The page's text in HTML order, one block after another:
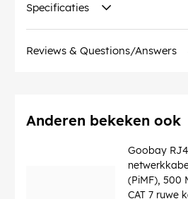
Diameter kabelmantel (ca.)
Afschermingsklasse: U/UTP
Identificaties: WEEE, CE
Knikbescherming: dubbelzijdig
Kabelmantel, materiaal: PVC
Binnenader, materiaal: CCA (met
Aansluiting, afscherming: nee
Specificaties
Reviews & Questions/Answers
Anderen bekeken ook
Goobay
(PiMF), 500
CAT 7 ruwe